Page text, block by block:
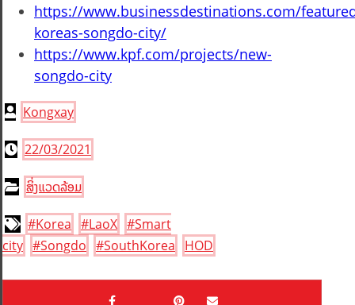
https://www.businessdestinations.com/
koreas-songdo-city/
https://www.kpf.com/projects/new-
songdo-city
Kongxay
22/03/2021
ສິ່ງແວດລ້ອມ
#Korea #LaoX #Smart
city #Songdo #SouthKorea HOD